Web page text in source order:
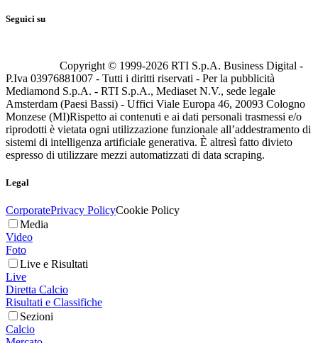
Seguici su
Copyright © 1999-2026 RTI S.p.A. Business Digital -
P.Iva 03976881007 - Tutti i diritti riservati - Per la pubblicità
Mediamond S.p.A. - RTI S.p.A., Mediaset N.V., sede legale
Amsterdam (Paesi Bassi) - Uffici Viale Europa 46, 20093 Cologno
Monzese (MI)Rispetto ai contenuti e ai dati personali trasmessi e/o
riprodotti è vietata ogni utilizzazione funzionale all’addestramento di
sistemi di intelligenza artificiale generativa. È altresì fatto divieto
espresso di utilizzare mezzi automatizzati di data scraping.
Legal
CorporatePrivacy PolicyCookie Policy
Media
Video
Foto
Live e Risultati
Live
Diretta Calcio
Risultati e Classifiche
Sezioni
Calcio